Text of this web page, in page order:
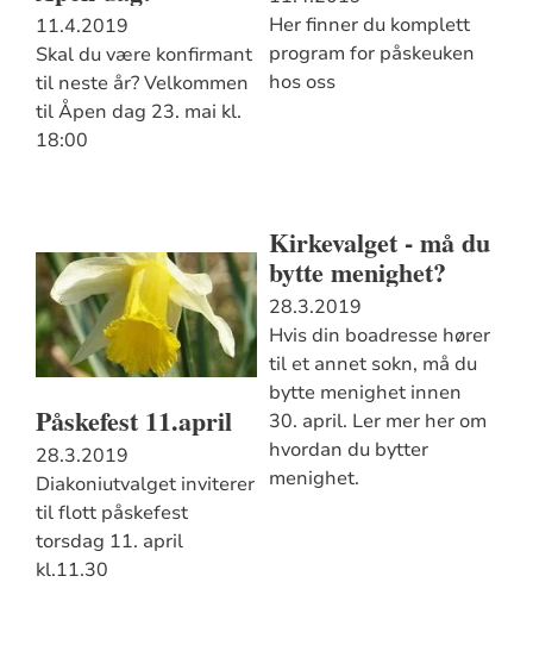
11.4.2019
Skal du være konfirmant
til neste år? Velkommen
til Åpen dag 23. mai kl.
18:00
Her finner du komplett
program for påskeuken
hos oss
Påskefest 11.april
28.3.2019
Diakoniutvalget inviterer
til flott påskefest
torsdag 11. april
kl.11.30
Kirkevalget - må du
bytte menighet?
28.3.2019
Hvis din boadresse hører
til et annet sokn, må du
bytte menighet innen
30. april. Ler mer her om
hvordan du bytter
menighet.